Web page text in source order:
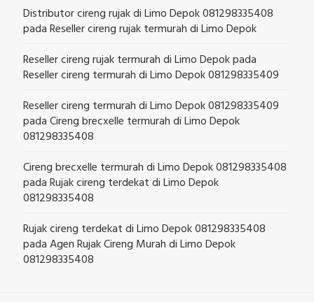
Distributor cireng rujak di Limo Depok 081298335408
padaReseller cireng rujak termurah di Limo Depok
Reseller cireng rujak termurah di Limo Depokpada
Reseller cireng termurah di Limo Depok 081298335409
Reseller cireng termurah di Limo Depok 081298335409
padaCireng brecxelle termurah di Limo Depok
081298335408
Cireng brecxelle termurah di Limo Depok 081298335408
padaRujak cireng terdekat di Limo Depok
081298335408
Rujak cireng terdekat di Limo Depok 081298335408
padaAgen Rujak Cireng Murah di Limo Depok
081298335408